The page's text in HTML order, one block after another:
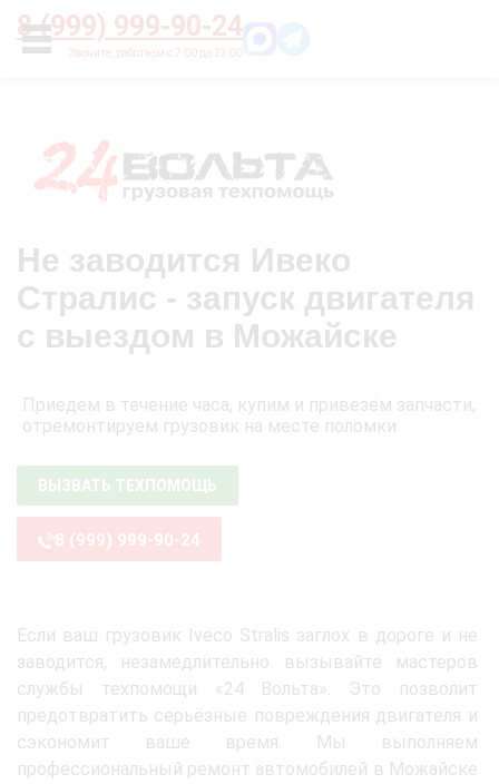
8 (999) 999-90-24
УСЛУГИ
Главная О нас Цены
Не заводится Ивеко
Стралис - запуск двигателя
с выездом в Можайске
Приедем в течение часа, купим и привезём запчасти,
отремонтируем грузовик на месте поломки
ВЫЗВАТЬ ТЕХПОМОЩЬ
8 (999) 999-90-24
Если ваш грузовик Iveco Stralis заглох в дороге и не
заводится, незамедлительно вызывайте мастеров
службы техпомощи «24 Вольта». Это позволит
предотвратить серьёзные повреждения двигателя и
сэкономит ваше время. Мы выполняем
профессиональный ремонт автомобилей в Можайске